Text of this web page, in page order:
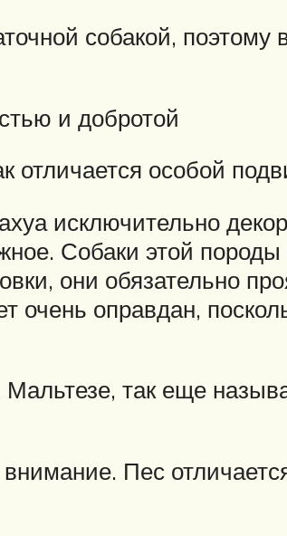
собакой, поэтому
и добротой
отличается особой
исключительно
Собаки этой
они обязательно
оправдан,
так еще
Пес